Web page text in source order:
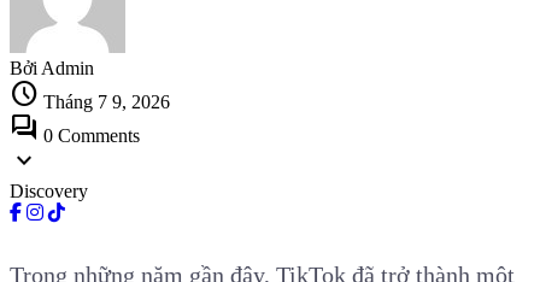
Bởi Admin
schedule Tháng 7 9, 2026
forum 0 Comments
expand_more
Discovery
Trong những năm gần đây, TikTok đã trở thành một